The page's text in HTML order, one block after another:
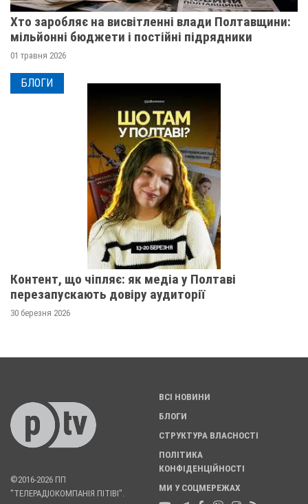
Хто заробляє на висвітленні влади Полтавщини:
мільйонні бюджети і постійні підрядники
01 травня 2026
БЛОГИ
Контент, що чіпляє: як медіа у Полтаві
перезапускають довіру аудиторії
30 березня 2026
©2016-2026 ПП
"ТЕЛЕРАДІОКОМПАНІЯ ПІТІВІ".
ВСІ НОВИНИ
БЛОГИ
СТРУКТУРА ВЛАСНОСТІ
ПОЛІТИКА
КОНФІДЕНЦІЙНОСТІ
МИ У СОЦМЕРЕЖАХ